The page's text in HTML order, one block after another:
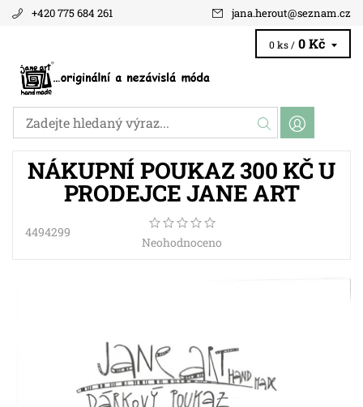
+420 775 684 261 jana.herout@seznam.cz
0 ks / 0 Kč
NÁKUPNÍ POUKAZ 300 KČ U
PRODEJCE JANE ART
4494299
Neohodnoceno